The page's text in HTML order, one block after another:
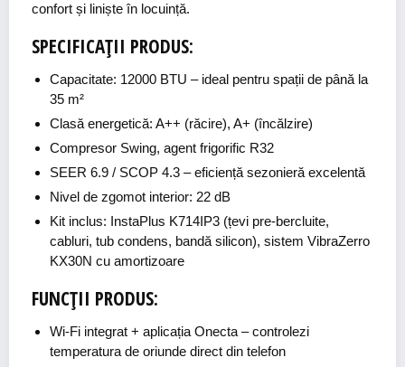
confort și liniște în locuință.
SPECIFICAȚII PRODUS:
Capacitate: 12000 BTU – ideal pentru spații de până la
35 m²
Clasă energetică: A++ (răcire), A+ (încălzire)
Compresor Swing, agent frigorific R32
SEER 6.9 / SCOP 4.3 – eficiență sezonieră excelentă
Nivel de zgomot interior: 22 dB
Kit inclus: InstaPlus K714IP3 (țevi pre-bercluite,
cabluri, tub condens, bandă silicon), sistem VibraZerro
KX30N cu amortizoare
FUNCȚII PRODUS:
Wi-Fi integrat + aplicația Onecta– controlezi
temperatura de oriunde direct din telefon